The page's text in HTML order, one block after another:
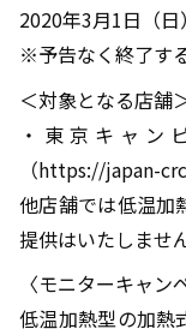
2020年3月1日（日
※予告なく終了す
＜対象となる店舗
・東京キャン
（https://japan-
他店舗では低温加
提供はいたしませ
〈モニターキャン
低温加熱型の加熱